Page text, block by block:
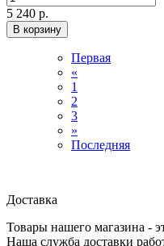
5 240 р.
В корзину
Первая
«
1
2
3
»
Последняя
Доставка
Товары нашего магазина -
Наша служба доставки